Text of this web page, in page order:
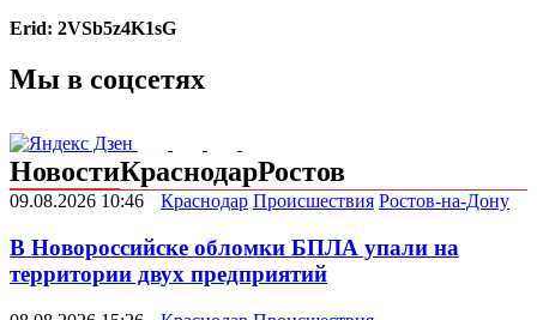
Erid: 2VSb5z4K1sG
Мы в соцсетях
НовостиКраснодарРостов
09.08.2026 10:46 Краснодар Происшествия Ростов-на-Дону
В Новороссийске обломки БПЛА упали на
территории двух предприятий